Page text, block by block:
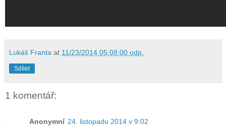
Lukáš Franta at 11/23/2014 05:08:00 odp.
Sdílet
1 komentář:
Anonymní 24. listopadu 2014 v 9:02